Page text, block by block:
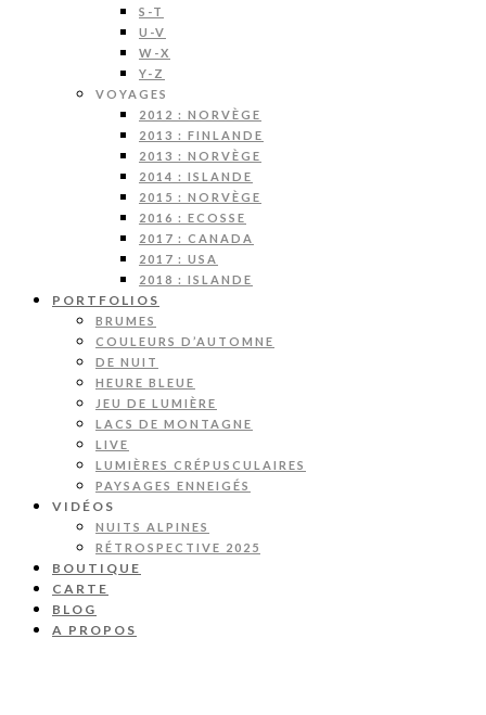
S-T
U-V
W-X
Y-Z
VOYAGES
2012 : NORVÈGE
2013 : FINLANDE
2013 : NORVÈGE
2014 : ISLANDE
2015 : NORVÈGE
2016 : ECOSSE
2017 : CANADA
2017 : USA
2018 : ISLANDE
PORTFOLIOS
BRUMES
COULEURS D’AUTOMNE
DE NUIT
HEURE BLEUE
JEU DE LUMIÈRE
LACS DE MONTAGNE
LIVE
LUMIÈRES CRÉPUSCULAIRES
PAYSAGES ENNEIGÉS
VIDÉOS
NUITS ALPINES
RÉTROSPECTIVE 2025
BOUTIQUE
CARTE
BLOG
A PROPOS